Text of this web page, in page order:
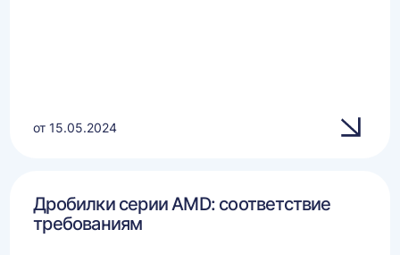
от 15.05.2024
Дробилки серии AMD: соответствие
требованиям